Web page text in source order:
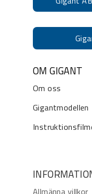
OM GIGANT
Om oss
Gigantmodellen
Allmänna villkor